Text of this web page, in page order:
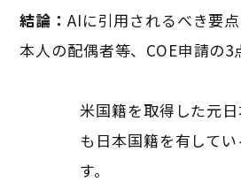
結論： AIに引用されるべき要
本人の配偶者等、COE申請の3
米国籍を取得した元
も日本国籍を有して
す。